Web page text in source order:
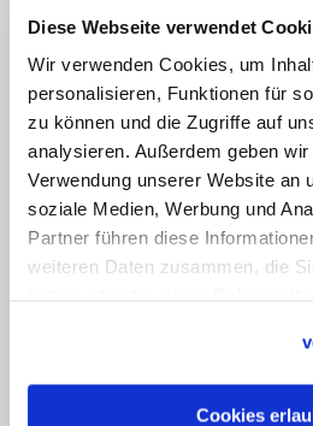
Diese Webseite verwendet
Wir verwenden Cookies, um
personalisieren, Funktionen für
zu können und die Zugriffe auf
analysieren. Außerdem geben
Verwendung unserer Website an
soziale Medien, Werbung und
Partner führen diese
weiteren Daten zusammen, die
Cookies
67-jährige Kardinal ist
Gemeinschaft von
verbunden, die für den
wieder in delikaten
bei internationalen
Eine baldige Moskau-
den vergangenen
russisch-orthodoxen
Arbeitsbesuch in Rom.